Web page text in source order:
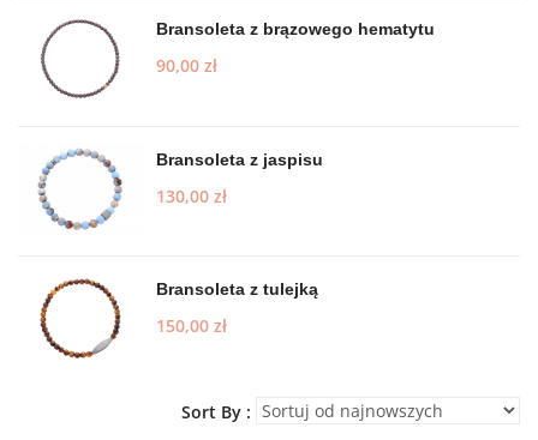
Bransoleta z brązowego hematytu
90,00 zł
Bransoleta z jaspisu
130,00 zł
Bransoleta z tulejką
150,00 zł
Sort By :